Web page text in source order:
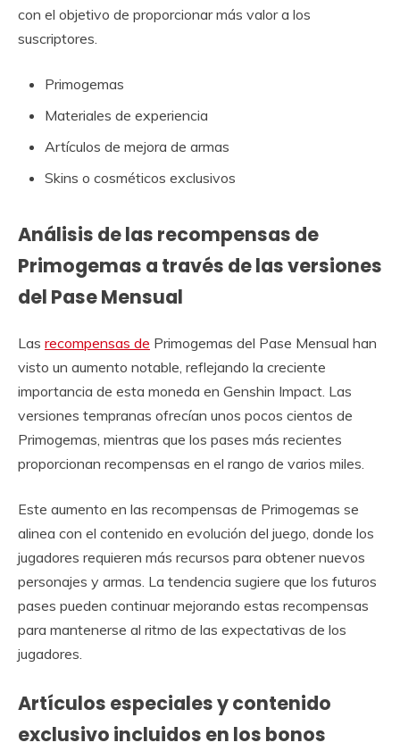
con el objetivo de proporcionar más valor a los
suscriptores.
Primogemas
Materiales de experiencia
Artículos de mejora de armas
Skins o cosméticos exclusivos
Análisis de las recompensas de
Primogemas a través de las versiones
del Pase Mensual
Las recompensas de Primogemas del Pase Mensual han
visto un aumento notable, reflejando la creciente
importancia de esta moneda en Genshin Impact. Las
versiones tempranas ofrecían unos pocos cientos de
Primogemas, mientras que los pases más recientes
proporcionan recompensas en el rango de varios miles.
Este aumento en las recompensas de Primogemas se
alinea con el contenido en evolución del juego, donde los
jugadores requieren más recursos para obtener nuevos
personajes y armas. La tendencia sugiere que los futuros
pases pueden continuar mejorando estas recompensas
para mantenerse al ritmo de las expectativas de los
jugadores.
Artículos especiales y contenido
exclusivo incluidos en los bonos